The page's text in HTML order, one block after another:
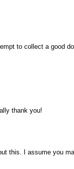
to collect a good
thank you!
this. I assume you